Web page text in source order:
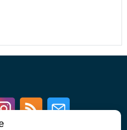
InstagramRSS Newsletter